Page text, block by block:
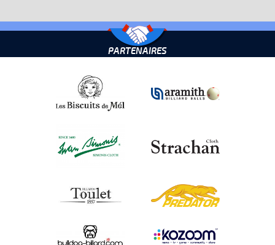
PARTENAIRES